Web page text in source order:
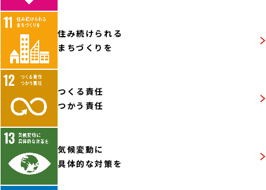
住み続けられる
まちづくりを
つくる責任
つかう責任
気候変動に
具体的な対策を